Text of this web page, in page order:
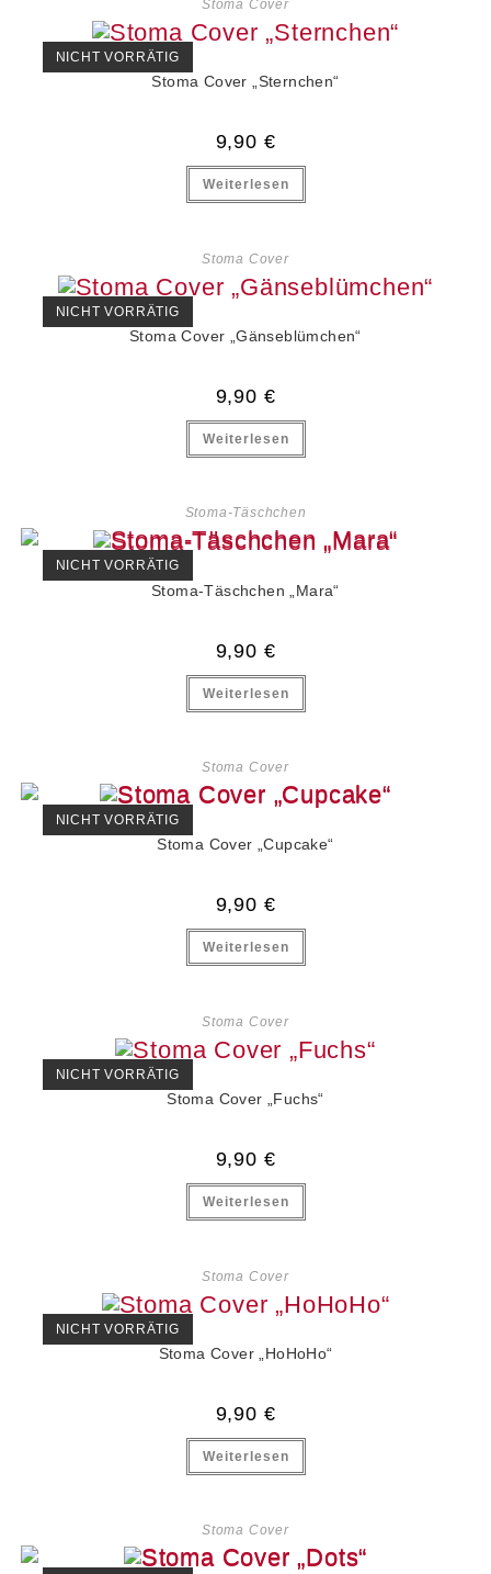
Stoma Cover
NICHT VORRÄTIG
Stoma Cover „Sternchen“
9,90 €
Weiterlesen
Stoma Cover
NICHT VORRÄTIG
Stoma Cover „Gänseblümchen“
9,90 €
Weiterlesen
Stoma-Täschchen
NICHT VORRÄTIG
Stoma-Täschchen „Mara“
9,90 €
Weiterlesen
Stoma Cover
NICHT VORRÄTIG
Stoma Cover „Cupcake“
9,90 €
Weiterlesen
Stoma Cover
NICHT VORRÄTIG
Stoma Cover „Fuchs“
9,90 €
Weiterlesen
Stoma Cover
NICHT VORRÄTIG
Stoma Cover „HoHoHo“
9,90 €
Weiterlesen
Stoma Cover